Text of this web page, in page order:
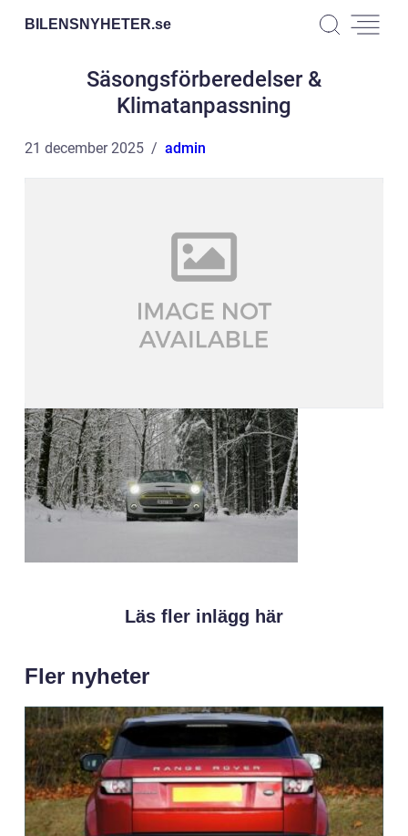
BILENSNYHETER.se
Säsongsförberedelser &
Klimatanpassning
21 december 2025 admin
Läs fler inlägg här
Fler nyheter